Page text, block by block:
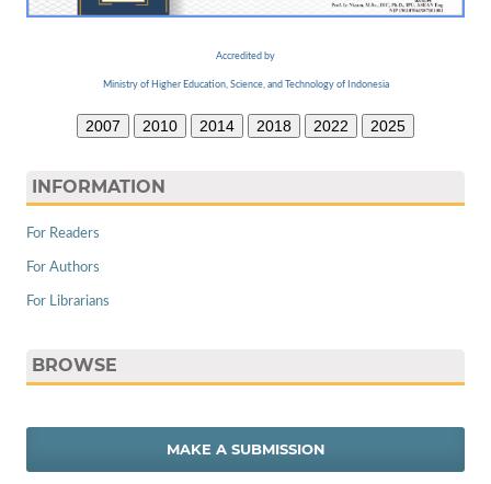
Accredited by
Ministry of Higher Education, Science, and Technology of Indonesia
2007 2010 2014 2018 2022 2025
INFORMATION
For Readers
For Authors
For Librarians
BROWSE
MAKE A SUBMISSION